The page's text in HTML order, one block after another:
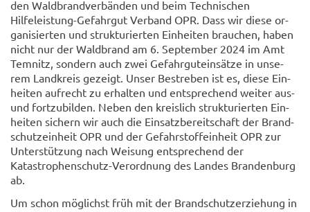
den Wald­brand­ver­bän­den und beim Tech­ni­schen
Hilfeleistung-​Gefahrgut Ver­band OPR. Dass wir diese or­
ga­ni­sier­ten und struk­tu­rier­ten Ein­hei­ten brau­chen, haben
nicht nur der Wald­brand am 6. Sep­tem­ber 2024 im Amt
Tem­nitz, son­dern auch zwei Ge­fahr­gut­ein­sät­ze in un­se­
rem Land­kreis ge­zeigt. Unser Be­stre­ben ist es, diese Ein­
hei­ten auf­recht zu er­hal­ten und ent­spre­chend wei­ter aus-
und fort­zu­bil­den. Neben den kreis­lich struk­tu­rier­ten Ein­
hei­ten si­chern wir auch die Ein­satz­be­reit­schaft der Brand­
schutz­ein­heit OPR und der Ge­fahr­stoff­ein­heit OPR zur
Un­ter­stüt­zung nach Wei­sung ent­spre­chend der
Katastrophenschutz-​Verordnung des Lan­des Bran­den­burg
ab.
Um schon mög­lichst früh mit der Brand­schutz­er­zie­hung in